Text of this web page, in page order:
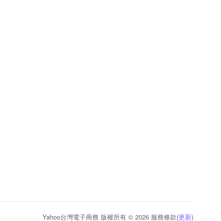
Yahoo台灣電子商務 版權所有 © 2026 服務條款(更新)